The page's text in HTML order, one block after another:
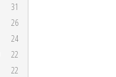
31
26
24
22
22